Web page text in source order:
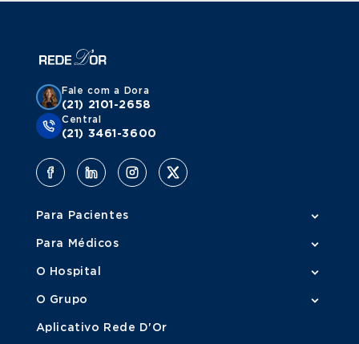
Fale com a Dora
(21) 2101-2658
Central
(21) 3461-3600
Para Pacientes
Para Médicos
O Hospital
O Grupo
Aplicativo Rede D'Or